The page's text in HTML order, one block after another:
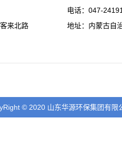
来北路
电话：047-
地址：内蒙古自
© 2020 山东华源环保集团有